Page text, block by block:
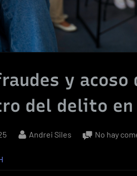
y
del delito
By
Andrei Siles No hay